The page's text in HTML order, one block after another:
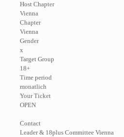
Host Chapter
Vienna
Chapter
Vienna
Gender
x
Target Group
18+
Time period
monatlich
Your Ticket
OPEN
Contact
Leader & 18plus Committee Vienna